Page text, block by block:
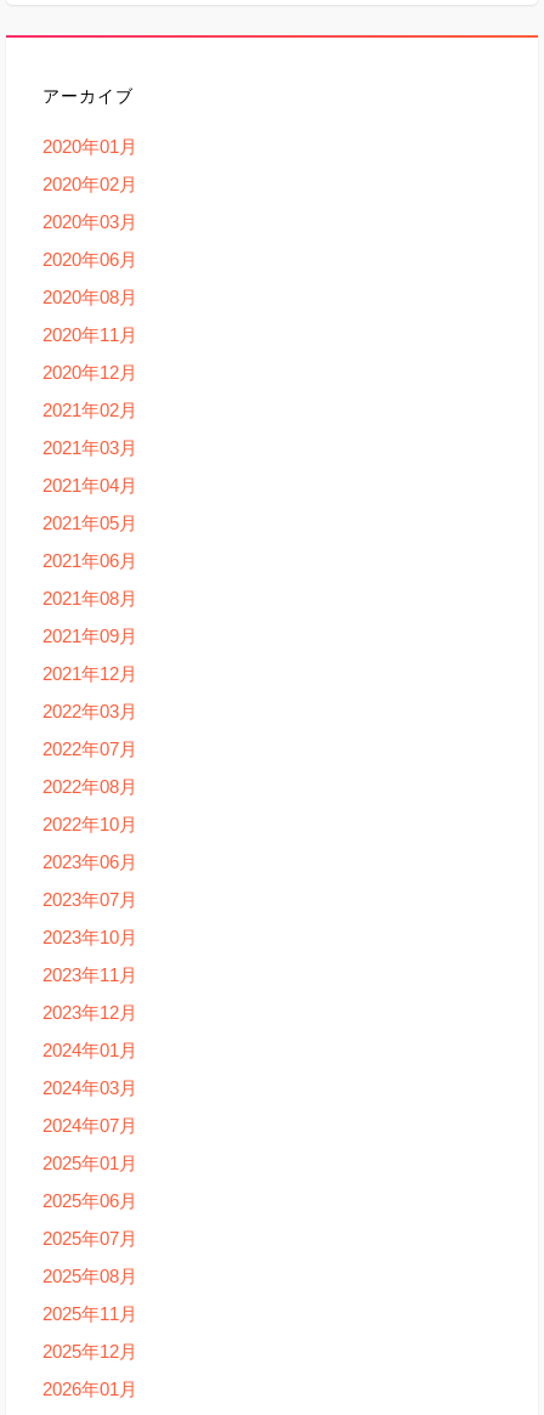
ン
アーカイブ
2020年01月
2020年02月
2020年03月
2020年06月
2020年08月
2020年11月
2020年12月
2021年02月
2021年03月
2021年04月
2021年05月
2021年06月
2021年08月
2021年09月
2021年12月
2022年03月
2022年07月
2022年08月
2022年10月
2023年06月
2023年07月
2023年10月
2023年11月
2023年12月
2024年01月
2024年03月
2024年07月
2025年01月
2025年06月
2025年07月
2025年08月
2025年11月
2025年12月
2026年01月